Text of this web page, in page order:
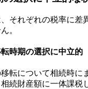
それぞれの税率に差
。
時期の選択に中立的
転について相続時に
続財産額に一体課税